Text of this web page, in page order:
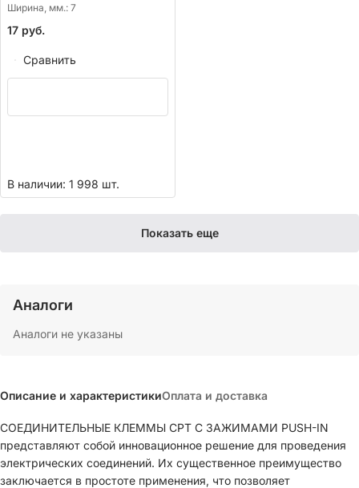
Ширина, мм.: 7
17 руб.
Сравнить
В наличии: 1 998 шт.
Показать еще
Аналоги
Аналоги не указаны
Описание и характеристикиОплата и доставка
СОЕДИНИТЕЛЬНЫЕ КЛЕММЫ СРТ С ЗАЖИМАМИ PUSH-IN
представляют собой инновационное решение для проведения
электрических соединений. Их существенное преимущество
заключается в простоте применения, что позволяет